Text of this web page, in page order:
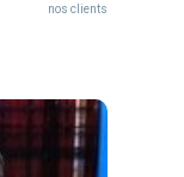
nos clients